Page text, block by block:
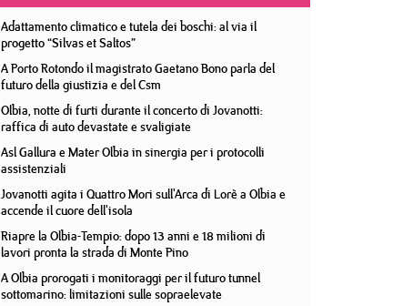
Adattamento climatico e tutela dei boschi: al via il
progetto “Silvas et Saltos”
A Porto Rotondo il magistrato Gaetano Bono parla del
futuro della giustizia e del Csm
Olbia, notte di furti durante il concerto di Jovanotti:
raffica di auto devastate e svaligiate
Asl Gallura e Mater Olbia in sinergia per i protocolli
assistenziali
Jovanotti agita i Quattro Mori sull'Arca di Lorè a Olbia e
accende il cuore dell'isola
Riapre la Olbia-Tempio: dopo 13 anni e 18 milioni di
lavori pronta la strada di Monte Pino
A Olbia prorogati i monitoraggi per il futuro tunnel
sottomarino: limitazioni sulle sopraelevate